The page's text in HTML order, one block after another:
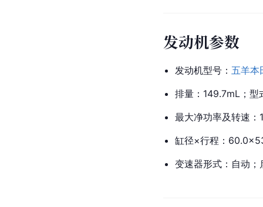
发动机参数
发动机型号： 五羊本
排量：149.7mL；型
最大净功率及转速
缸径×行程：
变速器形式：自动